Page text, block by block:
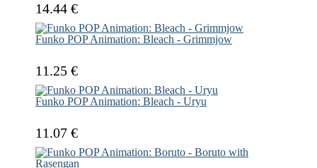
14.44 €
Funko POP Animation: Bleach - Grimmjow
11.25 €
Funko POP Animation: Bleach - Uryu
11.07 €